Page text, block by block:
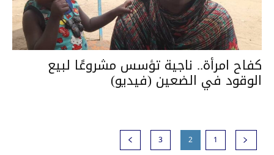
كفاح امرأة.. ناجية تؤسس مشروعًا لبيع
الوقود في الضعين (فيديو)
1
2
3